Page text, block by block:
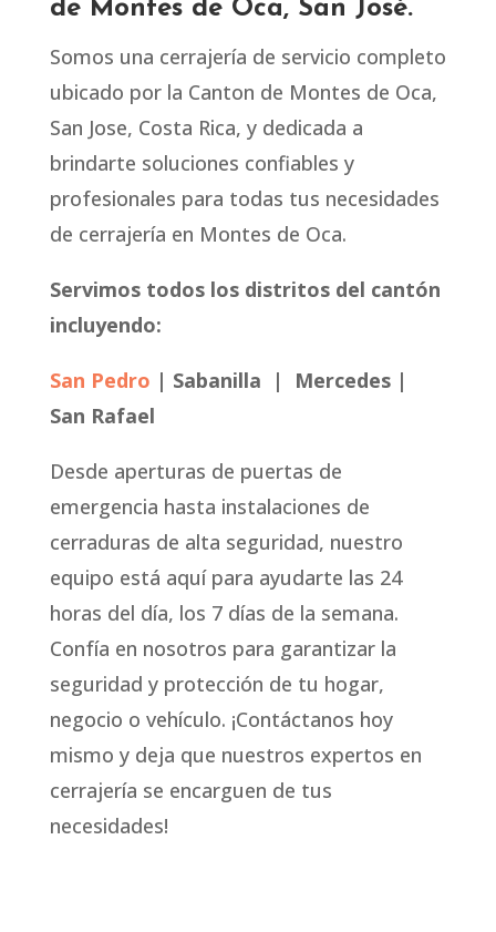
de Montes de Oca, San José.
Somos una cerrajería de servicio completo
ubicado por la Canton de Montes de Oca,
San Jose, Costa Rica, y dedicada a
brindarte soluciones confiables y
profesionales para todas tus necesidades
de cerrajería en Montes de Oca.
Servimos todos los distritos del cantón
incluyendo:
San Pedro | Sabanilla | Mercedes |
San Rafael
Desde aperturas de puertas de
emergencia hasta instalaciones de
cerraduras de alta seguridad, nuestro
equipo está aquí para ayudarte las 24
horas del día, los 7 días de la semana.
Confía en nosotros para garantizar la
seguridad y protección de tu hogar,
negocio o vehículo. ¡Contáctanos hoy
mismo y deja que nuestros expertos en
cerrajería se encarguen de tus
necesidades!